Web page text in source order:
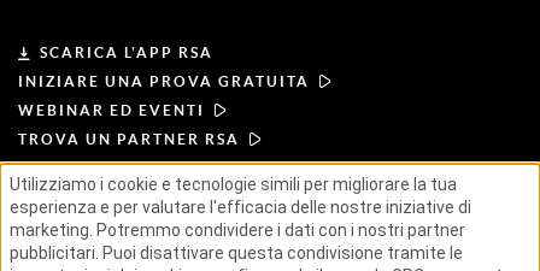
Leadership
Notizie e stampa
Risorse
Carriera
SCARICA L'APP RSA
INIZIARE UNA PROVA GRATUITA
WEBINAR ED EVENTI
TROVA UN PARTNER RSA
CONDIZIONI DI UTILIZZO
INFORMATIVA SULLA PRIVACY
CONTRATTI STANDARD
PRINCIPI DEI FORNITORI
Utilizziamo i cookie e tecnologie simili per migliorare la tua
esperienza e per valutare l'efficacia delle nostre iniziative di
marketing. Potremmo condividere i dati con i nostri partner
pubblicitari. Puoi disattivare questa condivisione tramite le